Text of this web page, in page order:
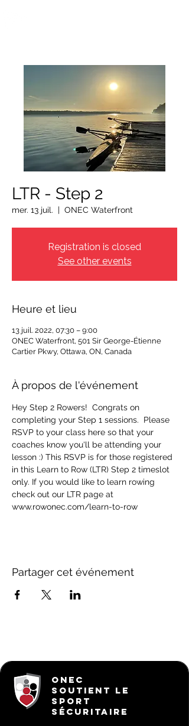
LTR - Step 2
mer. 13 juil.
  |
ONEC Waterfront
Registration is closed
See other events
Heure et lieu
13 juil. 2022, 07:30 – 9:00
ONEC Waterfront, 501 Sir George-Étienne
Cartier Pkwy, Ottawa, ON, Canada
À propos de l'événement
Hey Step 2 Rowers!  Congrats on
completing your Step 1 sessions.  Please
RSVP to your class here so that your
coaches know you'll be attending your
lesson :) This RSVP is for those registered
in this Learn to Row (LTR) Step 2 timeslot
only. If you would like to learn rowing
check out our LTR page at
www.rowonec.com/learn-to-row
Partager cet événement
ONEC
SOUTIENT LE
SPORT
SÉCURITAIRE